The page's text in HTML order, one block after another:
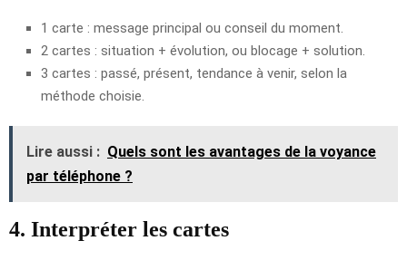
1 carte : message principal ou conseil du moment.
2 cartes : situation + évolution, ou blocage + solution.
3 cartes : passé, présent, tendance à venir, selon la
méthode choisie.
Lire aussi : Quels sont les avantages de la voyance
par téléphone ?
4. Interpréter les cartes